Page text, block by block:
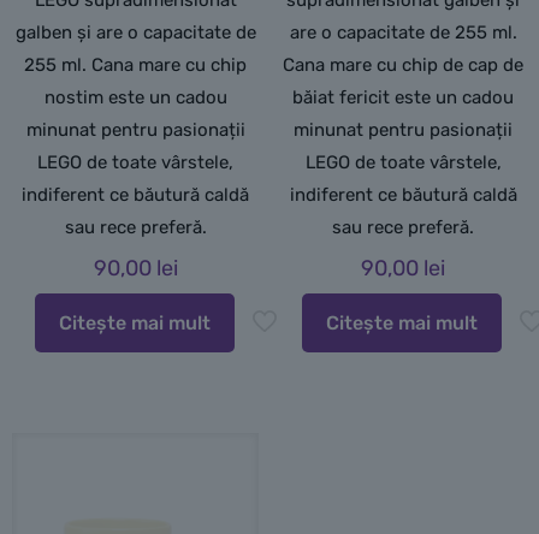
galben și are o capacitate de
255 ml. Cana mare cu chip
nostim este un cadou
minunat pentru pasionații
LEGO de toate vârstele,
indiferent ce băutură caldă
sau rece preferă.
90,00 lei
Citește mai mult
are o capacitate de 255 ml.
Cana mare cu chip de cap de
băiat fericit este un cadou
minunat pentru pasionații
LEGO de toate vârstele,
indiferent ce băutură caldă
sau rece preferă.
90,00 lei
Citește mai mult